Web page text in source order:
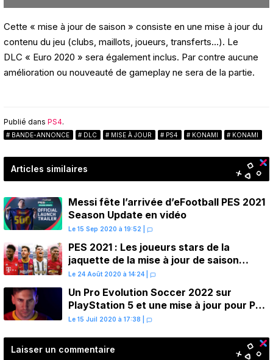
Cette « mise à jour de saison » consiste en une mise à jour du
contenu du jeu (clubs, maillots, joueurs, transferts…). Le
DLC « Euro 2020 » sera également inclus. Par contre aucune
amélioration ou nouveauté de gameplay ne sera de la partie.
Publié dans PS4.
BANDE-ANNONCE DLC MISE À JOUR PS4 KONAMI KONAMI
Articles similaires
Messi fête l’arrivée d’eFootball PES 2021
Season Update en vidéo
Le 15 Sep 2020 à 19:52
PES 2021 : Les joueurs stars de la
jaquette de la mise à jour de saison
dévoilés
Le 24 Août 2020 à 14:24
Un Pro Evolution Soccer 2022 sur
PlayStation 5 et une mise à jour pour PES
2021
Le 15 Juil 2020 à 17:38
Laisser un commentaire